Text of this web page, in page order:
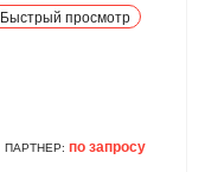
Быстрый просмотр
ПАРТНЕР: по запросу